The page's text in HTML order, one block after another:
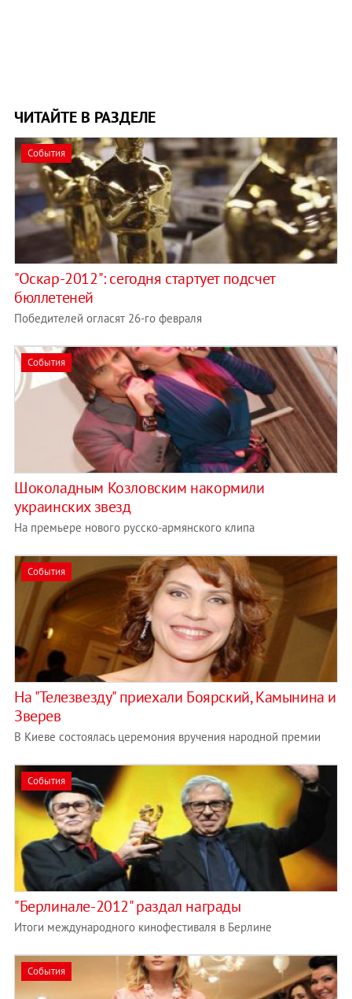
ЧИТАЙТЕ В РАЗДЕЛЕ
События
"Оскар-2012": сегодня стартует подсчет
бюллетеней
Победителей огласят 26-го февраля
События
Шоколадным Козловским накормили
украинских звезд
На премьере нового русско-армянского клипа
События
На "Телезвезду" приехали Боярский, Камынина и
Зверев
В Киеве состоялась церемония вручения народной премии
События
"Берлинале-2012" раздал награды
Итоги международного кинофестиваля в Берлине
События